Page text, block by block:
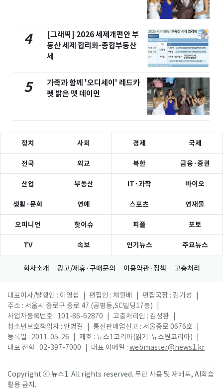
4
[그래픽] 2026 세제개편안 부
동산 세제 합리화-종합부동산
세
5
가족과 함께 '오디세이' 레드카
펫 밝은 맷 데이먼
정치 사회 경제 국제
전국 외교 북한 금융·증권
산업 부동산 IT·과학 바이오
생활·문화 연예 스포츠 연재물
오피니언 핫이슈 피플 포토
TV 속보 인기뉴스 주요뉴스
회사소개 광고/제휴·구매문의 이용약관·정책 고충처리
대표이사/발행인 : 이영섭 편집인 : 채원배 편집국장 : 김기성
주소 : 서울시 종로구 종로 47 (공평동,SC빌딩17층)
사업자등록번호 : 101-86-62870
고충처리인 : 김성환
청소년보호책임자 : 안병길
통신판매업신고 : 서울종로 0676호
등록일 : 2011. 05. 26
제호 : 뉴스1코리아(읽기: 뉴스원코리아)
대표 전화 : 02-397-7000
대표 이메일 : webmaster@news1.kr
Copyright ⓒ 뉴스1. All rights reserved. 무단 사용 및 재배포, AI학습
활용 금지.